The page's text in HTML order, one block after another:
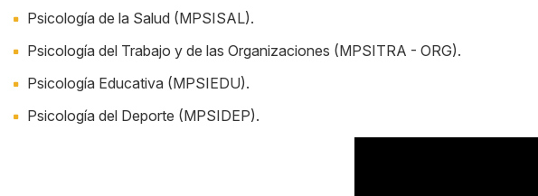
Psicología de la Salud (MPSISAL).
Psicología del Trabajo y de las Organizaciones (MPSITRA - ORG).
Psicología Educativa (MPSIEDU).
Psicología del Deporte (MPSIDEP).